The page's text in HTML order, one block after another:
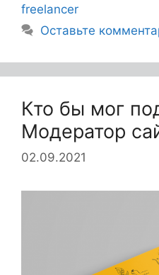
freelancer
Оставьте
Кто бы мог
Модератор
02.09.2021